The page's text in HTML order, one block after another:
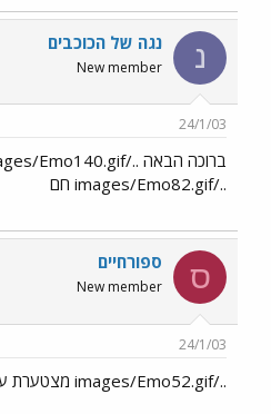
נ נגה של הכוכבים
New member
24/1/03
../images/Emo82.gif חם
ס ספורחיים
New member
24/1/03
../images/Emo52.gif מצטערת על ההתפרצות